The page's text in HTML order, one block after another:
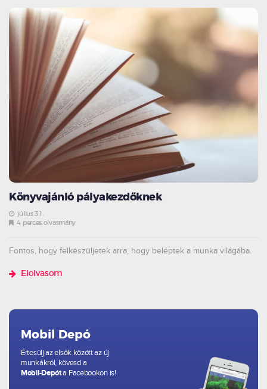
Könyvajánló pályakezdőknek
július 31.
4 perces olvasmány
Fontos, hogy felkészüljetek arra, hogy beléptek a munka világába.
Elolvasom
Mobil Depó
Értesülj az elsők között az új
munkákról, kövesd a
Mobil-Depóta Facebookon is!